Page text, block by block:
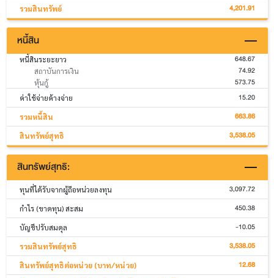
รวมสินทรัพย์ 4,201.91
หนี้สิน
หนี้สินระยะยาว 648.67
สถาบันการเงิน 74.92
หุ้นกู้ 573.75
ค่าใช้จ่ายค้างจ่าย 15.20
รวมหนี้สิน 663.86
สินทรัพย์สุทธิ 3,538.05
สินทรัพย์สุทธิ:
ทุนที่ได้รับจากผู้ถือหน่วยลงทุน 3,097.72
กำไร (ขาดทุน) สะสม 450.38
บัญชีปรับสมดุล -10.05
รวมสินทรัพย์สุทธิ 3,538.05
สินทรัพย์สุทธิต่อหน่วย (บาท/หน่วย) 12.68